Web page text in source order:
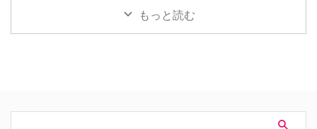
た。さらに、著名人たちからの絶
フ『Heckler（仮題）』の企画開
発が中止されたことが明らかにな
った。一時は同フランチャイズ初
ThePlaylistが報じている。 デヴ
もっと読む